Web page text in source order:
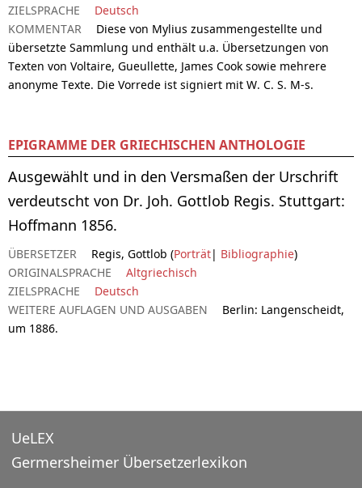
ZIELSPRACHE
Deutsch
KOMMENTAR
Diese von Mylius zusammengestellte und
übersetzte Sammlung und enthält u.a. Übersetzungen von
Texten von Voltaire, Gueullette, James Cook sowie mehrere
anonyme Texte. Die Vorrede ist signiert mit W. C. S. M-s.
EPIGRAMME DER GRIECHISCHEN ANTHOLOGIE
Ausgewählt und in den Versmaßen der Urschrift
verdeutscht von Dr. Joh. Gottlob Regis. Stuttgart:
Hoffmann 1856.
ÜBERSETZER Regis, Gottlob (Porträt| Bibliographie)
ORIGINALSPRACHE
Altgriechisch
ZIELSPRACHE
Deutsch
WEITERE AUFLAGEN UND AUSGABEN
Berlin: Langenscheidt,
um 1886.
UeLEX
Germersheimer Übersetzerlexikon